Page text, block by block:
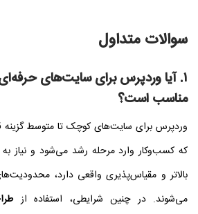
سوالات متداول
۱. آیا وردپرس برای سایت‌های
مناسب است؟
وردپرس برای سایت‌های کوچک تا متوسط گزینه
که کسب‌وکار وارد مرحله رشد می‌شود و نیاز
بالاتر و مقیاس‌پذیری واقعی دارد،
می‌شوند. در چنین شرایطی، استفاده از